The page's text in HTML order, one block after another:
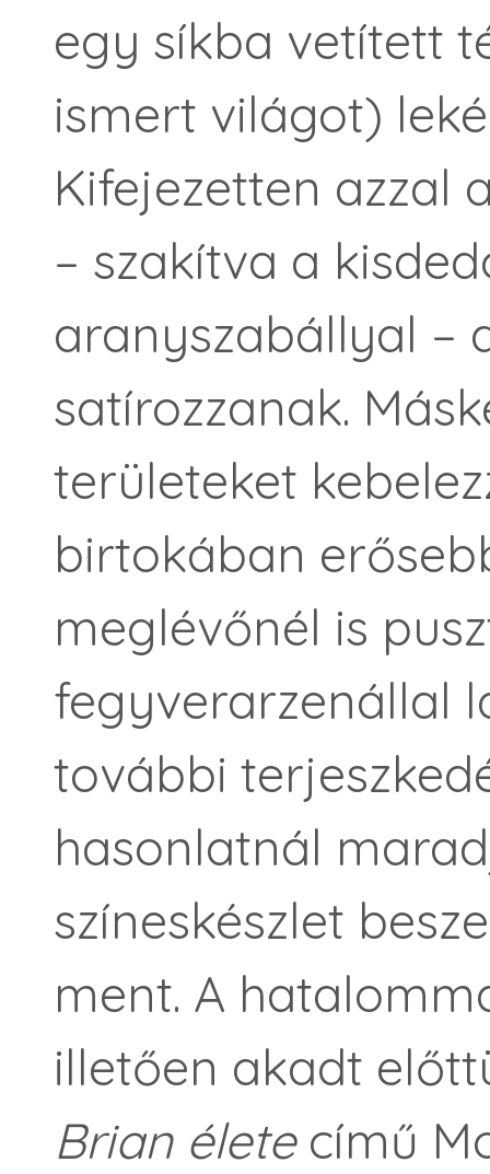
egy síkba vetített
ismert világot)
Kifejezetten azzal
– szakítva a
aranyszabállyal –
satírozzanak.
területeket
birtokában
meglévőnél is
fegyverarzenállal
további
hasonlatnál
színeskészlet
ment. A
illetően akadt
Brian életecímű